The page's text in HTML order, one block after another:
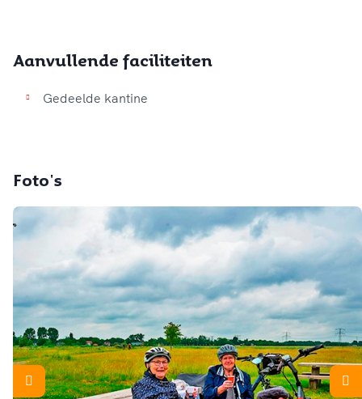
Aanvullende faciliteiten
Gedeelde kantine
Foto's